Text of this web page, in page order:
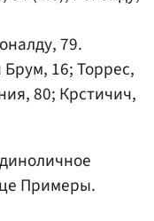
79.
16; Торрес,
80; Крстичич,
Примеры.